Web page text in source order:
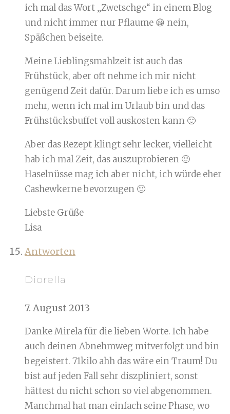
ich mal das Wort „Zwetschge“ in einem Blog
und nicht immer nur Pflaume 😀 nein,
Späßchen beiseite.
Meine Lieblingsmahlzeit ist auch das
Frühstück, aber oft nehme ich mir nicht
genügend Zeit dafür. Darum liebe ich es umso
mehr, wenn ich mal im Urlaub bin und das
Frühstücksbuffet voll auskosten kann 🙂
Aber das Rezept klingt sehr lecker, vielleicht
hab ich mal Zeit, das auszuprobieren 🙂
Haselnüsse mag ich aber nicht, ich würde eher
Cashewkerne bevorzugen 🙂
Liebste Grüße
Lisa
Antworten
Diorella
7. August 2013
Danke Mirela für die lieben Worte. Ich habe
auch deinen Abnehmweg mitverfolgt und bin
begeistert. 71kilo ahh das wäre ein Traum! Du
bist auf jeden Fall sehr diszpliniert, sonst
hättest du nicht schon so viel abgenommen.
Manchmal hat man einfach seine Phase, wo